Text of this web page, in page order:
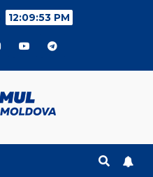
12:09:53 PM